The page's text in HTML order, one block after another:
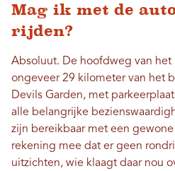
Mag ik met de
rijden?
Absoluut. De hoofdweg van het
ongeveer 29 kilometer van het
Devils Garden, met
alle belangrijke
zijn bereikbaar met een
rekening mee dat er geen
uitzichten, wie klaagt daar nou